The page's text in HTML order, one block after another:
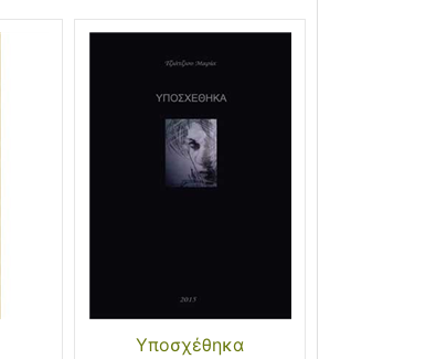
Υποσχέθηκα